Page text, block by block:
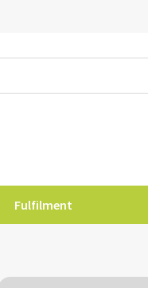
Fulfilment